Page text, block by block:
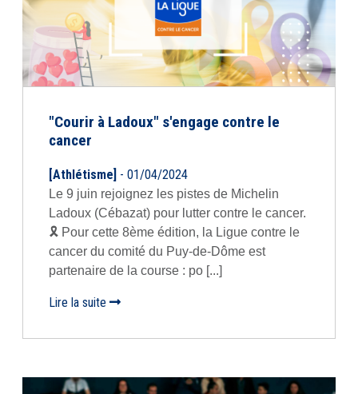
"Courir à Ladoux" s'engage contre le
cancer
[Athlétisme] - 01/04/2024
Le 9 juin rejoignez les pistes de Michelin
Ladoux (Cébazat) pour lutter contre le cancer.
🎗️ Pour cette 8ème édition, la Ligue contre le
cancer du comité du Puy-de-Dôme est
partenaire de la course : po [...]
Lire la suite